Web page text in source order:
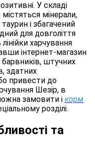
У складі
мінерали,
і збагачений
для довголіття
харчування
інтернет-магазин
барвників, штучних
здатних
привести до
Шезір, в
замовити і корм
розділі.
та